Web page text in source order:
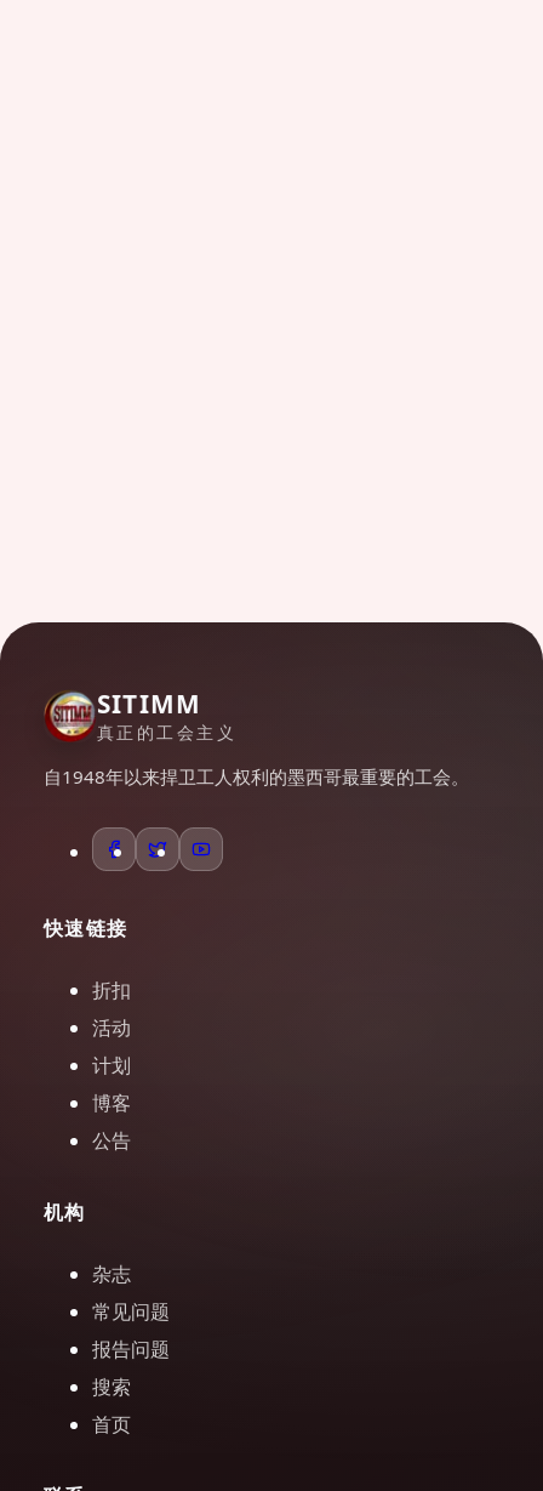
SITIMM
真正的工会主义
自1948年以来捍卫工人权利的墨西哥最重要的工会。
快速链接
折扣
活动
计划
博客
公告
机构
杂志
常见问题
报告问题
搜索
首页